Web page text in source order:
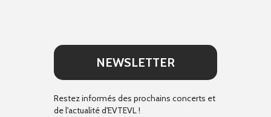
NEWSLETTER
Restez informés des prochains concerts et
de l'actualité d'EVTEVL !